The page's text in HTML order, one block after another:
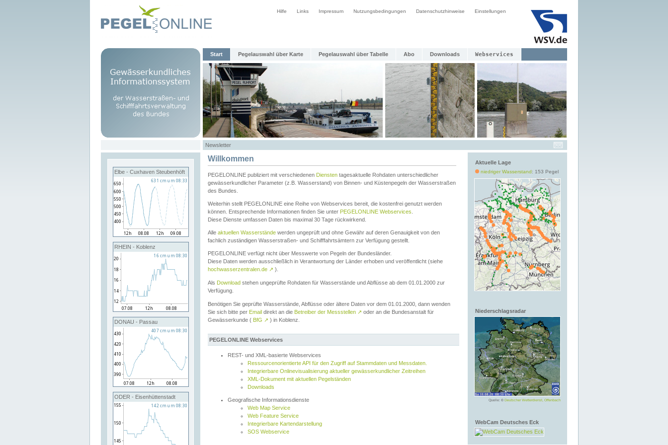
Hilfe Links Impressum Nutzungsbedingungen Datenschutzhinweise Einstellungen
Start Pegelauswahl über Karte Pegelauswahl über Tabelle Abo Downloads Webservices
Newsletter
Elbe - Cuxhaven Steubenhöft
RHEIN - Koblenz
DONAU - Passau
ODER - Eisenhüttenstadt
Aktuelle Lage
niedriger Wasserstand: 153 Pegel
Niederschlagsradar
Quelle: © Deutscher Wetterdienst, Offenbach
WebCam Deutsches Eck
Willkommen
PEGELONLINE publiziert mit verschiedenen Diensten tagesaktuelle Rohdaten unterschiedlicher
gewässerkundlicher Parameter (z.B. Wasserstand) von Binnen- und Küstenpegeln der Wasserstraßen
des Bundes.
Weiterhin stellt PEGELONLINE eine Reihe von Webservices bereit, die kostenfrei genutzt werden
können. Entsprechende Informationen finden Sie unter PEGELONLINE Webservices
Diese Dienste umfassen Daten bis maximal 30 Tage rückwirkend.
Alle aktuellen Wasserstände werden ungeprüft und ohne Gewähr auf deren Genauigkeit von den
fachlich zuständigen Wasserstraßen- und Schifffahrtsämtern zur Verfügung gestellt.
PEGELONLINE verfügt nicht über Messwerte von Pegeln der Bundesländer.
Diese Daten werden ausschließlich in Verantwortung der Länder erhoben und veröffentlicht (siehe
hochwasserzentralen.de ↗ ).
Als Download stehen ungeprüfte Rohdaten für Wasserstände und Abflüsse ab dem 01.01.2000 zur
Verfügung.
Benötigen Sie geprüfte Wasserstände, Abflüsse oder ältere Daten vor dem 01.01.2000, dann wenden
Sie sich bitte per Email direkt an die Betreiber der Messstellen ↗ oder an die Bundesanstalt für
Gewässerkunde ( BfG ↗ ) in Koblenz.
PEGELONLINE Webservices
REST- und XML-basierte Webservices
Ressourcenorientierte API für den Zugriff auf Stammdaten und Messdaten.
Integrierbare Onlinevisualisierung aktueller gewässerkundlicher Zeitreihen
XML-Dokument mit aktuellen Pegelständen
Downloads
Geografische Informationsdienste
Web Map Service
Web Feature Service
Integrierbare Kartendarstellung
SOS Webservice